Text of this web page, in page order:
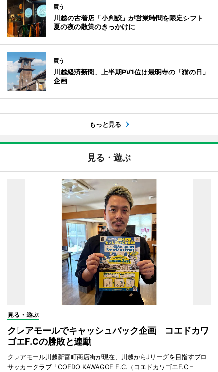
買う
川越の古着店「小判鮫」が営業時間を限定シフト
夏の夜の散策のきっかけに
買う
川越経済新聞、上半期PV1位は最明寺の「猫の日」
企画
もっと見る
見る・遊ぶ
見る・遊ぶ
クレアモールでキャッシュバック企画 コエドカワ
ゴエF.Cの勝敗と連動
クレアモール川越新富町商店街が現在、川越からJリーグを目指すプロ
サッカークラブ「COEDO KAWAGOE F.C.（コエドカワゴエF.C＝